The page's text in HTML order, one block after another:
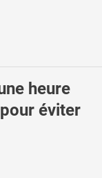
heure
éviter